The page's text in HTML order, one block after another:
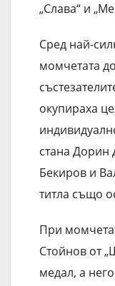
„Слава“ и
Сред най-
момчетата
окупираха
стана Дорин
Бекиров и
титла също
При
Стойнов от
медал, а